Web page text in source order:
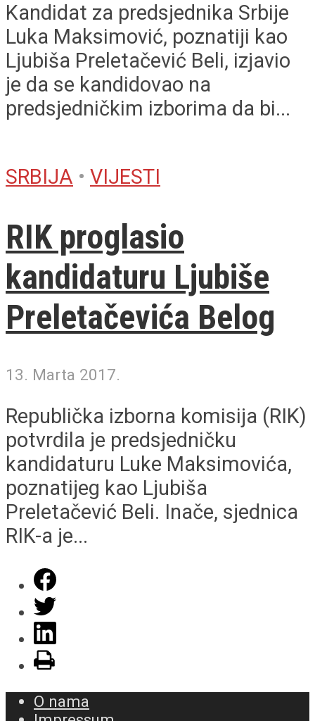
Kandidat za predsjednika Srbije
Luka Maksimović, poznatiji kao
Ljubiša Preletačević Beli, izjavio
je da se kandidovao na
predsjedničkim izborima da bi...
SRBIJA • VIJESTI
RIK proglasio
kandidaturu Ljubiše
Preletačevića Belog
13. Marta 2017.
Republička izborna komisija (RIK)
potvrdila je predsjedničku
kandidaturu Luke Maksimovića,
poznatijeg kao Ljubiša
Preletačević Beli. Inače, sjednica
RIK-a je...
O nama